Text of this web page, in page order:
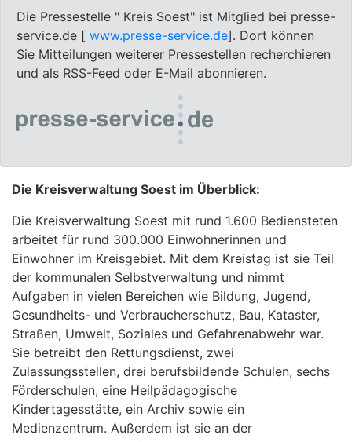
Die Pressestelle " Kreis Soest" ist Mitglied bei presse-
service.de [ www.presse-service.de]. Dort können
Sie Mitteilungen weiterer Pressestellen recherchieren
und als RSS-Feed oder E-Mail abonnieren.
Die Kreisverwaltung Soest im Überblick:
Die Kreisverwaltung Soest mit rund 1.600 Bediensteten
arbeitet für rund 300.000 Einwohnerinnen und
Einwohner im Kreisgebiet. Mit dem Kreistag ist sie Teil
der kommunalen Selbstverwaltung und nimmt
Aufgaben in vielen Bereichen wie Bildung, Jugend,
Gesundheits- und Verbraucherschutz, Bau, Kataster,
Straßen, Umwelt, Soziales und Gefahrenabwehr war.
Sie betreibt den Rettungsdienst, zwei
Zulassungsstellen, drei berufsbildende Schulen, sechs
Förderschulen, eine Heilpädagogische
Kindertagesstätte, ein Archiv sowie ein
Medienzentrum. Außerdem ist sie an der